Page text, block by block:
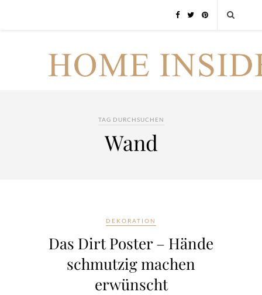
TAG DURCHSUCHEN
Wand
DEKORATION
Das Dirt Poster – Hände
schmutzig machen
erwünscht